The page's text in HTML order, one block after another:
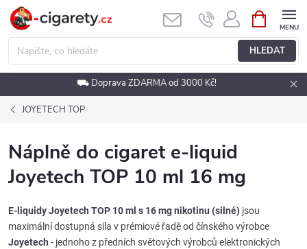
Přejít
obsah
HLEDAT
NÁKUPNÍ
KOŠÍK
⛟ Doprava ZDARMA od 3000 Kč!
JOYETECH TOP
Náplně do cigaret e-liquid
Joyetech TOP 10 ml 16 mg
E-liquidy Joyetech TOP 10 ml s 16 mg nikotinu (silné) jsou
maximální dostupná síla v prémiové řadě od čínského výrobce
Joyetech - jednoho z předních světových výrobců elektronických